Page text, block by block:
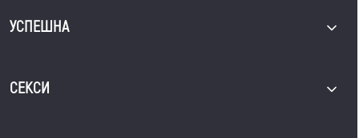
УСПЕШНА
СЕКСИ